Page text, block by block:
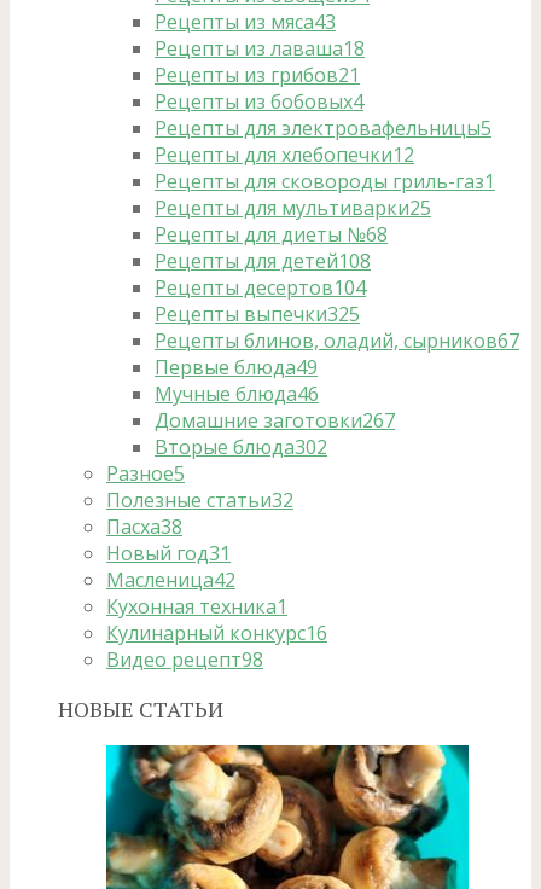
Рецепты из мяса43
Рецепты из лаваша18
Рецепты из грибов21
Рецепты из бобовых4
Рецепты для электровафельницы5
Рецепты для хлебопечки12
Рецепты для сковороды гриль-газ1
Рецепты для мультиварки25
Рецепты для диеты №68
Рецепты для детей108
Рецепты десертов104
Рецепты выпечки325
Рецепты блинов, оладий, сырников67
Первые блюда49
Мучные блюда46
Домашние заготовки267
Вторые блюда302
Разное5
Полезные статьи32
Пасха38
Новый год31
Масленица42
Кухонная техника1
Кулинарный конкурс16
Видео рецепт98
НОВЫЕ СТАТЬИ